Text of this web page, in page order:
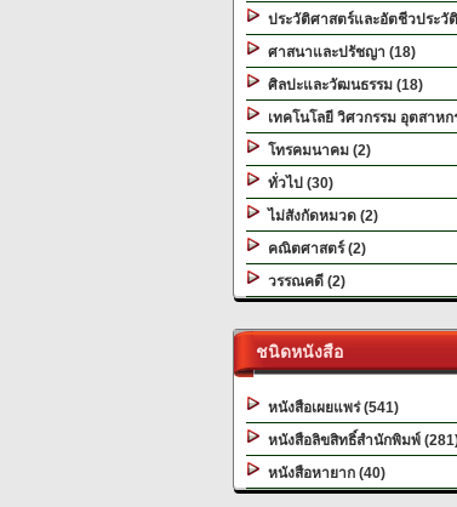
ประวัติศาสตร์และอัตชีวประวั
ศาสนาและปรัชญา (18)
ศิลปะและวัฒนธรรม (18)
เทคโนโลยี วิศวกรรม อุตสาหก
โทรคมนาคม (2)
ทั่วไป (30)
ไม่สังกัดหมวด (2)
คณิตศาสตร์ (2)
วรรณคดี (2)
ชนิดหนังสือ
หนังสือเผยแพร่ (541)
หนังสือลิขสิทธิ์สำนักพิมพ์
หนังสือหายาก (40)